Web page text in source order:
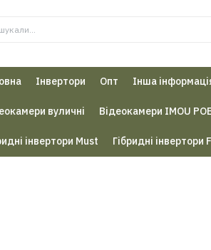
Інвертори Опт Інша
вуличні Відеокамери IMOU
інвертори Must Гібридні інвертори